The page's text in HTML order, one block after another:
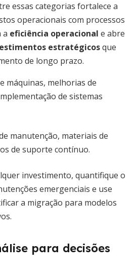
essas categorias fortalece a
operacionais com processos
a eficiência operacional e abre
estratégicosque
de longo prazo.
máquinas, melhorias de
de sistemas
manutenção, materiais de
de suporte contínuo.
investimento, quantifique o
emergenciais e use
a migração para modelos
para decisões